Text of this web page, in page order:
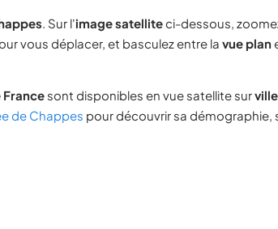
. Sur l'image satelliteci-dessous,
vous déplacer, et basculez entre la vue plan
France sont disponibles en vue satellite sur
de Chappes pour découvrir sa démographie,